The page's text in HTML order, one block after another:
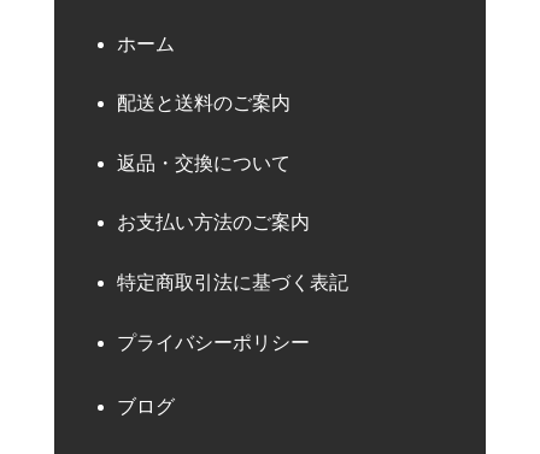
ホーム
配送と送料のご案内
返品・交換について
お支払い方法のご案内
特定商取引法に基づく表記
プライバシーポリシー
ブログ